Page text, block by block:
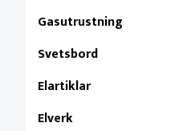
Gasutrustning
Svetsbord
Elartiklar
Elverk